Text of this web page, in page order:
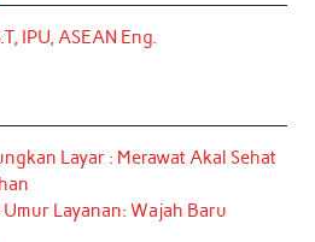
IPU, ASEAN Eng.
Layar : Merawat Akal Sehat
Layanan: Wajah Baru